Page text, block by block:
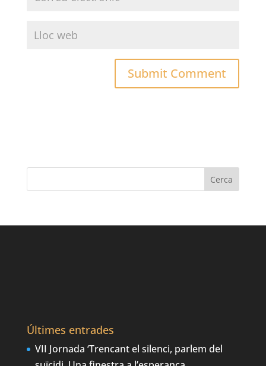
Últimes entrades
VII Jornada ‘Trencant el silenci, parlem del